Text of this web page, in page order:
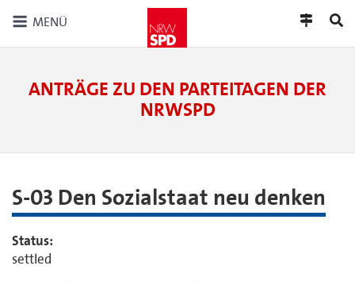
MENÜ
ANTRÄGE ZU DEN PARTEITAGEN DER
NRWSPD
S-03 Den Sozialstaat neu denken
Status:
settled